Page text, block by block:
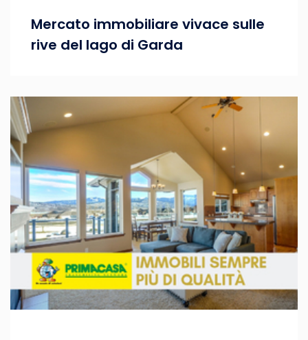
Mercato immobiliare vivace sulle
rive del lago di Garda